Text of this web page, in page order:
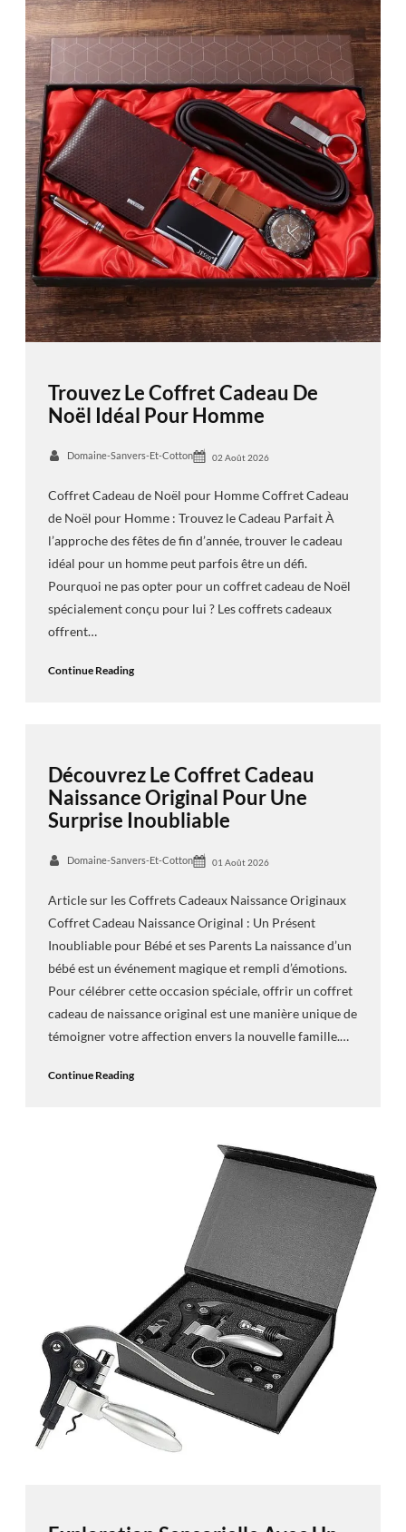
Trouvez Le Coffret Cadeau De
Noël Idéal Pour Homme
Domaine-Sanvers-Et-Cotton 02 Août 2026
Coffret Cadeau de Noël pour Homme Coffret Cadeau
de Noël pour Homme : Trouvez le Cadeau Parfait À
l’approche des fêtes de fin d’année, trouver le cadeau
idéal pour un homme peut parfois être un défi.
Pourquoi ne pas opter pour un coffret cadeau de Noël
spécialement conçu pour lui ? Les coffrets cadeaux
offrent…
Continue Reading
Découvrez Le Coffret Cadeau
Naissance Original Pour Une
Surprise Inoubliable
Domaine-Sanvers-Et-Cotton 01 Août 2026
Article sur les Coffrets Cadeaux Naissance Originaux
Coffret Cadeau Naissance Original : Un Présent
Inoubliable pour Bébé et ses Parents La naissance d’un
bébé est un événement magique et rempli d’émotions.
Pour célébrer cette occasion spéciale, offrir un coffret
cadeau de naissance original est une manière unique de
témoigner votre affection envers la nouvelle famille.…
Continue Reading